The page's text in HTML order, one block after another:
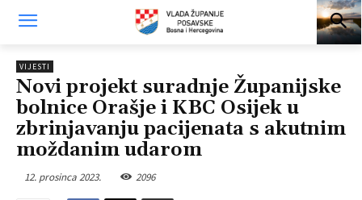
VIJESTI
Novi projekt suradnje Županijske
bolnice Orašje i KBC Osijek u
zbrinjavanju pacijenata s akutnim
moždanim udarom
12. prosinca 2023. 2096